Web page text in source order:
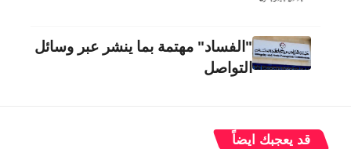
"الفساد" مهتمة بما ينشر عبر وسائل
التواصل
قد يعجبك ايضاً